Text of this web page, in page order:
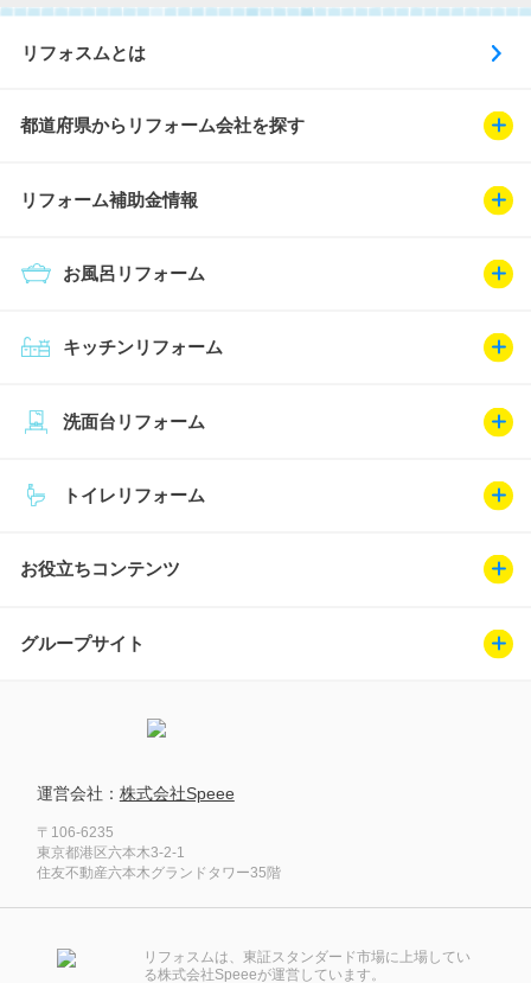
リフォスムとは
都道府県からリフォーム会社を探す
リフォーム補助金情報
キッチンリフォーム
お風呂リフォーム
トイレリフォーム
洗面台リフォーム
お役立ちコンテンツ
グループサイト
運営会社： 株式会社Speee
〒106-6235
東京都港区六本木3-2-1
住友不動産六本木グランドタワー35階
リフォスムは、東証スタンダード市場に上場してい
る株式会社Speeeが運営しています。